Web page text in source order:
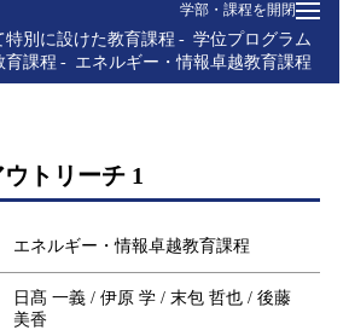
学部・課程を開閉
別に設けた教育課程
学位プログラム
育課程
エネルギー・情報卓越教育課程
トリーチ 1
エネルギー・情報卓越教育課程
日髙 一義 / 伊原 学 / 末包 哲也 / 後藤
美香